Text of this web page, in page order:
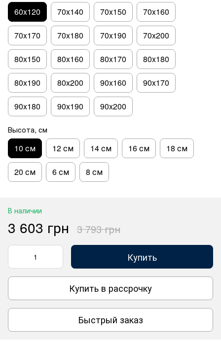
60x120 70x140 70x150 70x160
70x170 70x180 70x190 70x200
80x150 80x160 80x170 80x180
80x190 80x200 90x160 90x170
90x180 90x190 90x200
Высота, см
10 см 12 см 14 см 16 см 18 см
20 см 6 см 8 см
В наличии
3 603 грн 3 793 грн
Купить
Купить в рассрочку
Быстрый заказ